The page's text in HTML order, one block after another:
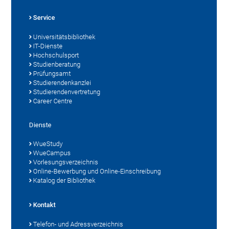
Service
Universitätsbibliothek
IT-Dienste
Hochschulsport
Studienberatung
Prüfungsamt
Studierendenkanzlei
Studierendenvertretung
Career Centre
Dienste
WueStudy
WueCampus
Vorlesungsverzeichnis
Online-Bewerbung und Online-Einschreibung
Katalog der Bibliothek
Kontakt
Telefon- und Adressverzeichnis